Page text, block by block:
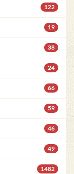
122
19
38
24
66
59
46
49
1482